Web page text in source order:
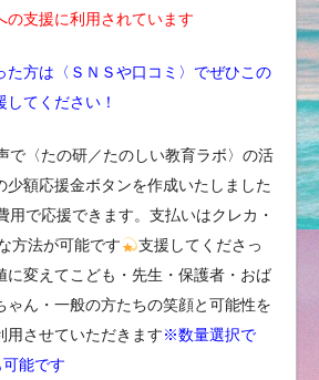
の支援に利用されています
方は〈ＳＮＳや口コミ〉でぜひこの
てください！
で〈たの研／たのしい教育ラボ〉の活
少額応援金ボタンを作成いたしました
用で応援できます。支払いはクレカ・
方法が可能です
支援してくださっ
に変えてこども・先生・保護者・おば
ゃん・一般の方たちの笑顔と可能性を
用させていただきます※数量選択で
能です